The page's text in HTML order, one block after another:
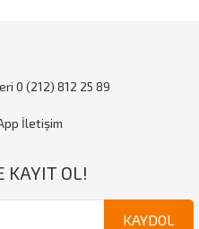
0 (212) 812 25 89
İletişim
KAYIT OL!
KAYDOL